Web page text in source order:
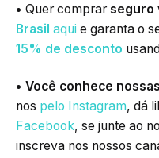
• Quer comprar seguro
Brasil aqui e garanta o
15% de desconto
• Você conhece
nos pelo Instagram, dá
Facebook, se junte ao
inscreva nos nossos